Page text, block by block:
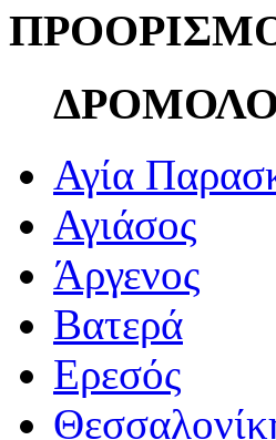
Αγία
Αγιάσος
Άργενος
Βατερά
Ερεσός